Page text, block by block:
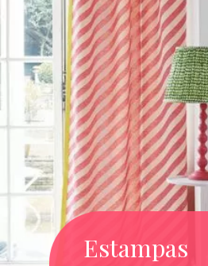
Estampas